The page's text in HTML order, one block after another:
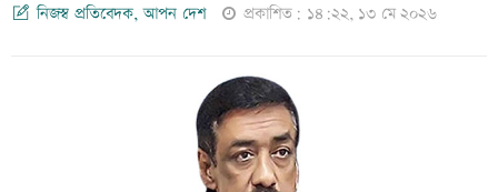
নিজস্ব প্রতিবেদক, আপন দেশ প্রকাশিত: ১৪:২২, ১৩ মে ২০২৬